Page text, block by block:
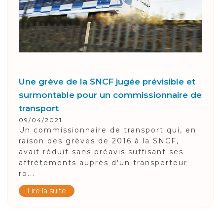
Une grève de la SNCF jugée prévisible et
surmontable pour un commissionnaire de
transport
09/04/2021
Un commissionnaire de transport qui, en
raison des grèves de 2016 à la SNCF,
avait réduit sans préavis suffisant ses
affrètements auprès d'un transporteur
ro...
Lire la suite